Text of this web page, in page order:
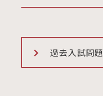
過去入試問題